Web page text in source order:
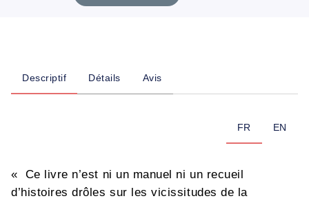
Descriptif Détails Avis
FR EN
« Ce livre n’est ni un manuel ni un recueil
d’histoires drôles sur les vicissitudes de la